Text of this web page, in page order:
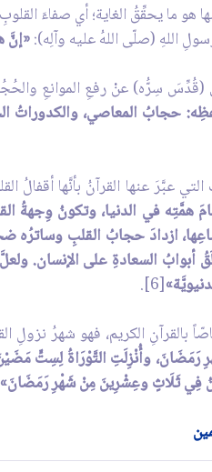
هو ما يحقِّقُ الغاية؛ أي صفاءَ
اللهِ (صلّى اللهُ عليه وآلِه):«إنَّ
سِرُّه) عنْ رفعِ الموانعِ
حجابُ المعاصي، والكدوراتُ
عبَّرَ عنها القرآنُ بأنَّها أقفالُ
همَّتِه في الدنيا، وتكونُ وِجهةُ
ازدادَ حجابُ القلبِ
أبوابُ السعادةِ على الإنسان.
[6].
بالقرآنِ الكريم، فهو شهرُ
وأُنْزِلَتِ التَّوْرَاةُ لِسِتٍّ
فِي ثَلَاثٍ وعِشْرِينَ مِنْ شَهْرِ رَمَضَانَ»